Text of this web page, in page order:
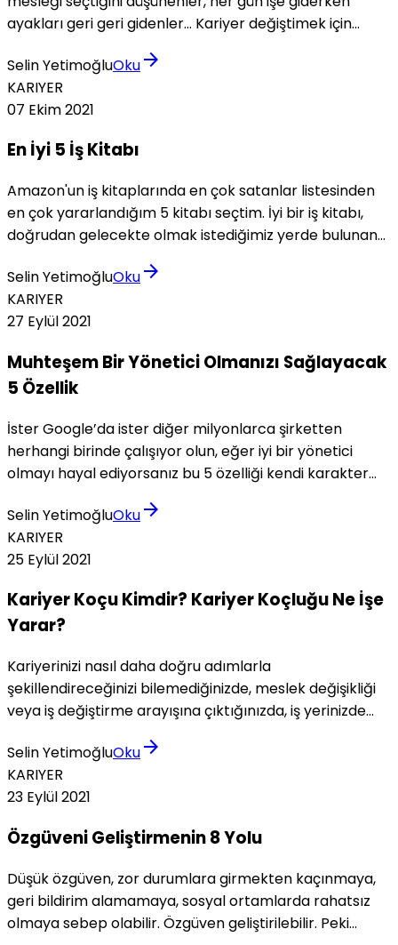
ayakları geri geri gidenler... Kariyer değiştimek için
buyursunlar.
Selin YetimoğluOkuarrow_forward
KARIYER
07 Ekim 2021
En İyi 5 İş Kitabı
Amazon'un iş kitaplarında en çok satanlar listesinden
en çok yararlandığım 5 kitabı seçtim. İyi bir iş kitabı,
doğrudan gelecekte olmak istediğimiz yerde bulunan
deneyimlerinden alınan somut derslerden ve
fikirlerden oluşur.
Selin YetimoğluOkuarrow_forward
KARIYER
27 Eylül 2021
Muhteşem Bir Yönetici Olmanızı Sağlayacak
5 Özellik
İster Google’da ister diğer milyonlarca şirketten
herhangi birinde çalışıyor olun, eğer iyi bir yönetici
olmayı hayal ediyorsanız bu 5 özelliği kendi karakter
daha fazlasını koyarak gitmeniz gerekir.
Selin YetimoğluOkuarrow_forward
KARIYER
25 Eylül 2021
Kariyer Koçu Kimdir? Kariyer Koçluğu Ne İşe
Yarar?
Kariyerinizi nasıl daha doğru adımlarla
şekillendireceğinizi bilemediğinizde, meslek değişikliği
veya iş değiştirme arayışına çıktığınızda, iş yerinizde
kariyer koçu yardımınıza koşabilir.
Selin YetimoğluOkuarrow_forward
KARIYER
23 Eylül 2021
Özgüveni Geliştirmenin 8 Yolu
Düşük özgüven, zor durumlara girmekten kaçınmaya,
geri bildirim alamamaya, sosyal ortamlarda rahatsız
olmaya sebep olabilir. Özgüven geliştirilebilir. Peki